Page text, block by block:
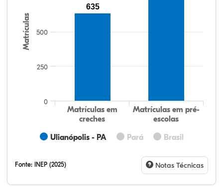
Matrículas
Ulianópolis - PA Pará Brasil
Matrículas em
creches
Matrículas em pré-
escolas
0
250
500
635
Fonte: INEP (2025) Notas Técnicas